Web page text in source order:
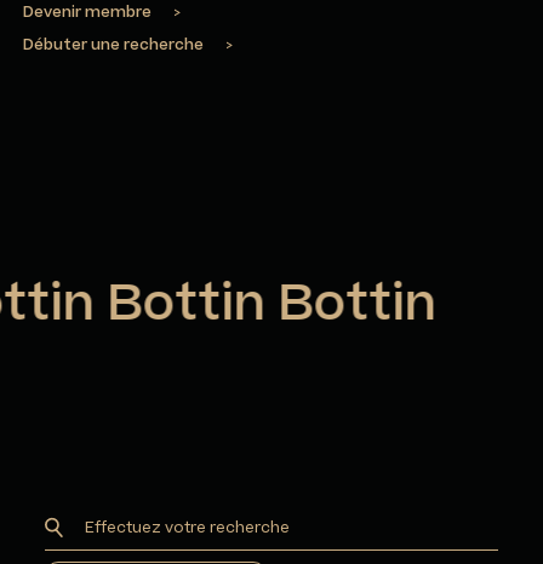
Devenir membre
>
Débuter une recherche
>
Bottin Bottin